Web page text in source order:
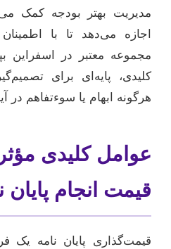
مدیریت بهتر بودجه کمک
اجازه می‌دهد تا با
مجموعه معتبر در اسفراین
کلیدی، پایه‌ای برای
هرگونه ابهام یا سوءتفاهم در
عوامل کلیدی
قیمت انجام پایان
قیمت‌گذاری پایان نامه یک